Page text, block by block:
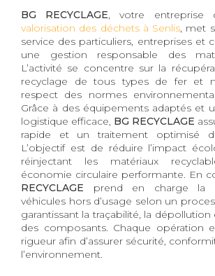
BG RECYCLAGE, votre entreprise
valorisation des déchets à Senlis, met
service des particuliers, entreprises et
une gestion responsable des
L’activité se concentre sur la
recyclage de tous types de fer et
respect des normes
Grâce à des équipements adaptés et
logistique efficace, BG RECYCLAGE
rapide et un traitement optimisé
L’objectif est de réduire l’impact
réinjectant les matériaux
économie circulaire performante. En
RECYCLAGE prend en charge la
véhicules hors d’usage selon un
garantissant la traçabilité, la dépollution
des composants. Chaque opération
rigueur afin d’assurer sécurité,
l’environnement.